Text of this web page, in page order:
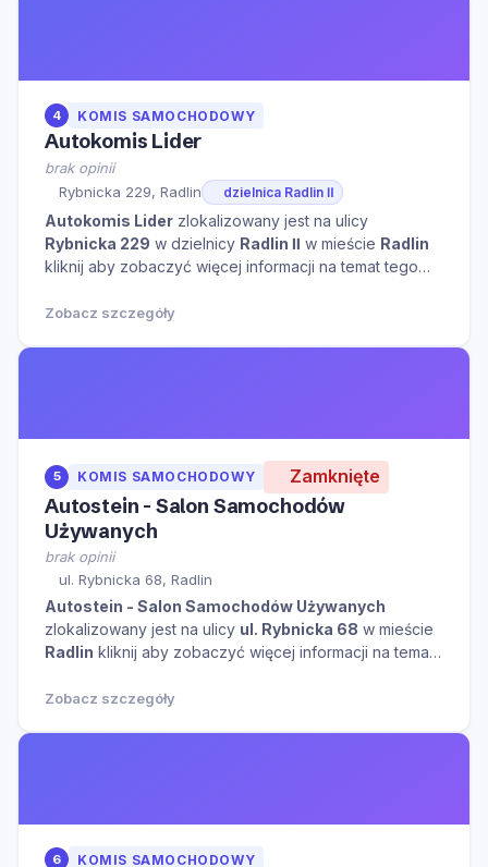
4 KOMIS SAMOCHODOWY
Autokomis Lider
brak opinii
Rybnicka 229, Radlin
dzielnica Radlin Ⅱ
Autokomis Lider zlokalizowany jest na ulicy
Rybnicka 229 w dzielnicy Radlin Ⅱ w mieście Radlin
kliknij aby zobaczyć więcej informacji na temat tego
Zobacz szczegóły
5 KOMIS SAMOCHODOWY Zamknięte
Autostein - Salon Samochodów
Używanych
brak opinii
ul. Rybnicka 68, Radlin
Autostein - Salon Samochodów Używanych
zlokalizowany jest na ulicy ul. Rybnicka 68 w mieście
Radlin kliknij aby zobaczyć więcej informacji na temat
Zobacz szczegóły
6 KOMIS SAMOCHODOWY